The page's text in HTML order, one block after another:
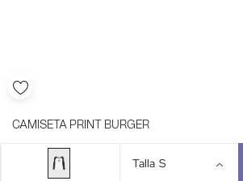
CAMISETA PRINT BURGER
Talla S